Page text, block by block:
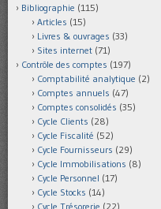
Bibliographie (115)
Articles (15)
Livres & ouvrages (33)
Sites internet (71)
Contrôle des comptes (197)
Comptabilité analytique (2)
Comptes annuels (47)
Comptes consolidés (35)
Cycle Clients (28)
Cycle Fiscalité (52)
Cycle Fournisseurs (29)
Cycle Immobilisations (8)
Cycle Personnel (17)
Cycle Stocks (14)
Cycle Trésorerie (22)